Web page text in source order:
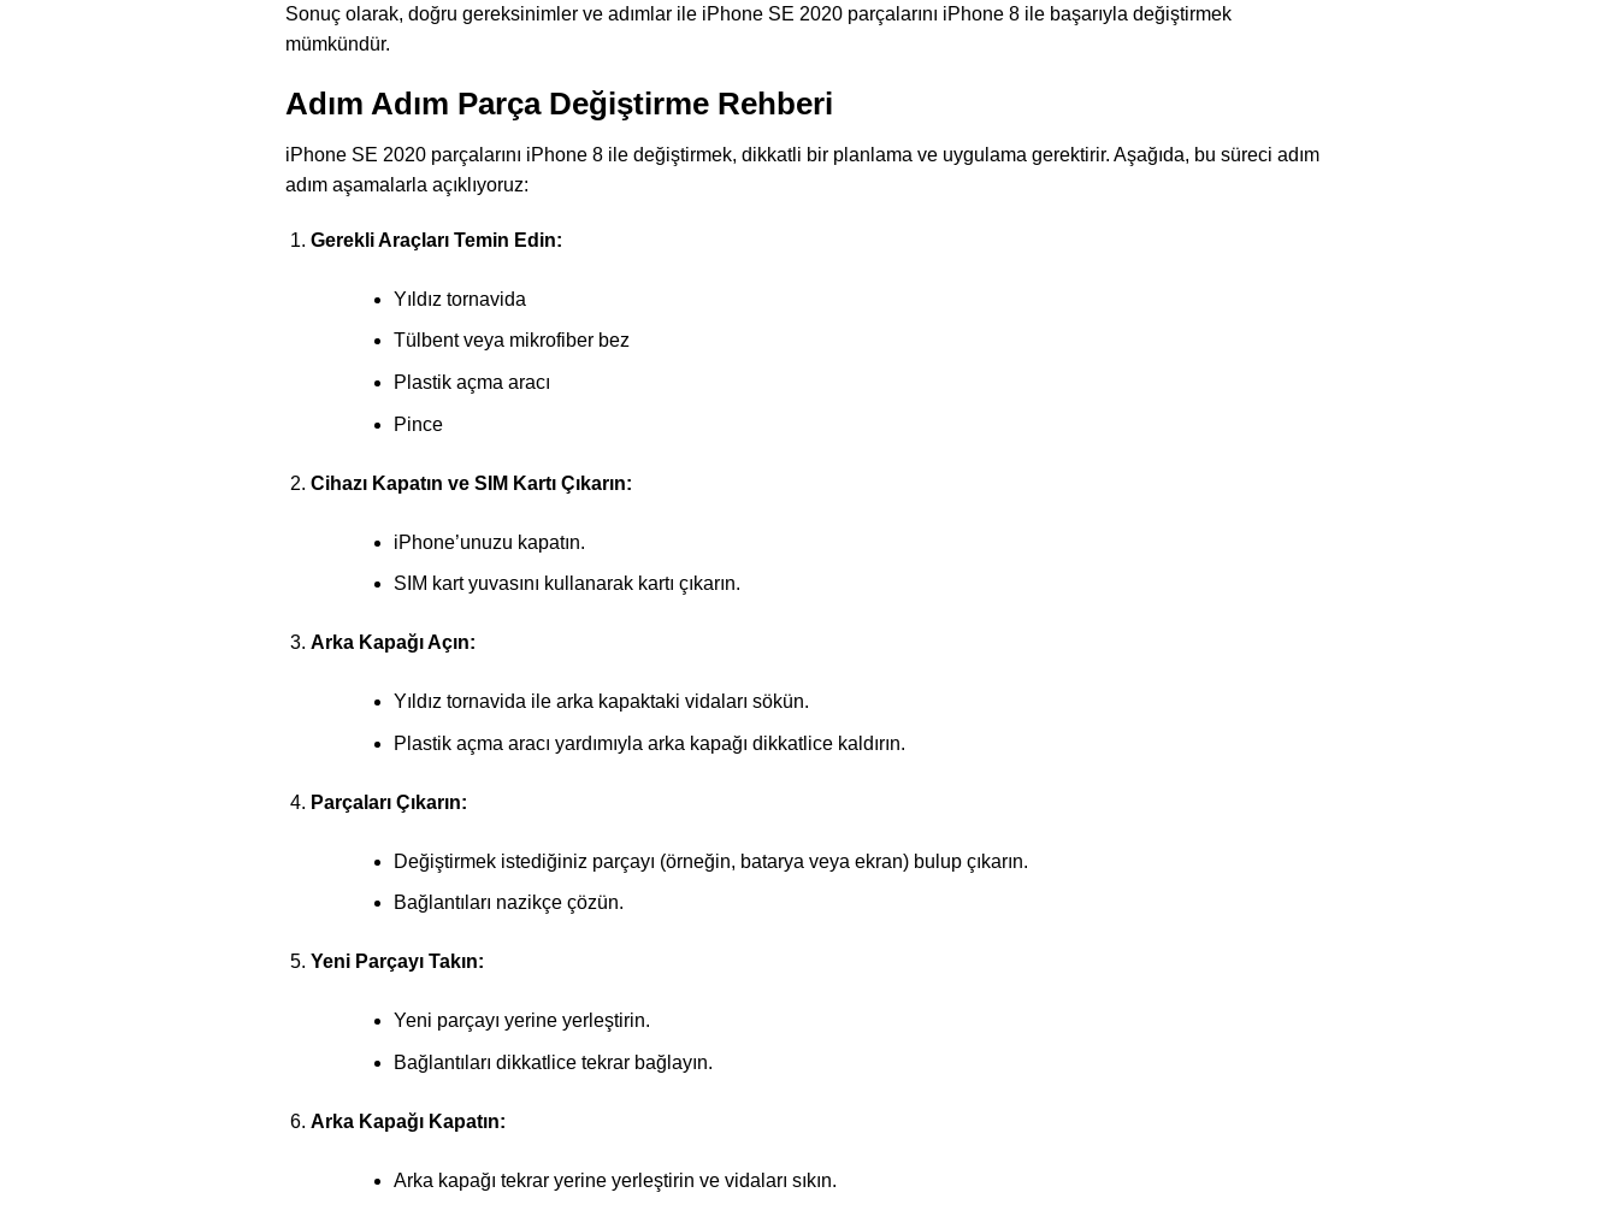
Sonuç olarak, doğru gereksinimler ve adımlar ile iPhone SE 2020 parçalarını iPhone 8 ile başarıyla değiştirmek
mümkündür.
Adım Adım Parça Değiştirme Rehberi
iPhone SE 2020 parçalarını iPhone 8 ile değiştirmek, dikkatli bir planlama ve uygulama gerektirir. Aşağıda, bu süreci adım
adım aşamalarla açıklıyoruz:
Gerekli Araçları Temin Edin:
Yıldız tornavida
Tülbent veya mikrofiber bez
Plastik açma aracı
Pince
Cihazı Kapatın ve SIM Kartı Çıkarın:
iPhone’unuzu kapatın.
SIM kart yuvasını kullanarak kartı çıkarın.
Arka Kapağı Açın:
Yıldız tornavida ile arka kapaktaki vidaları sökün.
Plastik açma aracı yardımıyla arka kapağı dikkatlice kaldırın.
Parçaları Çıkarın:
Değiştirmek istediğiniz parçayı (örneğin, batarya veya ekran) bulup çıkarın.
Bağlantıları nazikçe çözün.
Yeni Parçayı Takın:
Yeni parçayı yerine yerleştirin.
Bağlantıları dikkatlice tekrar bağlayın.
Arka Kapağı Kapatın:
Arka kapağı tekrar yerine yerleştirin ve vidaları sıkın.